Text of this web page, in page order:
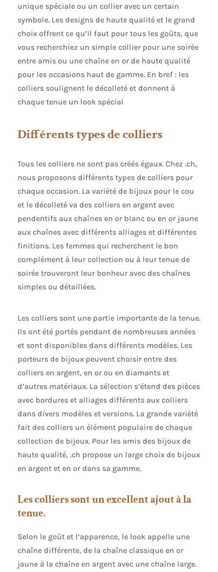
unique spéciale ou un collier avec un certain
symbole. Les designs de haute qualité et le grand
choix offrent ce qu’il faut pour tous les goûts, que
vous recherchiez un simple collier pour une soirée
entre amis ou une chaîne en or de haute qualité
pour les occasions haut de gamme. En bref : les
colliers soulignent le décolleté et donnent à
chaque tenue un look spécial
Différents types de colliers
Tous les colliers ne sont pas créés égaux. Chez .ch,
nous proposons différents types de colliers pour
chaque occasion. La variété de bijoux pour le cou
et le décolleté va des colliers en argent avec
pendentifs aux chaînes en or blanc ou en or jaune
aux chaînes avec différents alliages et différentes
finitions. Les femmes qui recherchent le bon
complément à leur collection ou à leur tenue de
soirée trouveront leur bonheur avec des chaînes
simples ou détaillées.
Les colliers sont une partie importante de la tenue.
Ils ont été portés pendant de nombreuses années
et sont disponibles dans différents modèles. Les
porteurs de bijoux peuvent choisir entre des
colliers en argent, en or ou en diamants et
d’autres matériaux. La sélection s’étend des pièces
avec bordures et alliages différents aux colliers
dans divers modèles et versions. La grande variété
fait des colliers un élément populaire de chaque
collection de bijoux. Pour les amis des bijoux de
haute qualité, .ch propose un large choix de bijoux
en argent et en or dans sa gamme.
Les colliers sont un excellent ajout à la
tenue.
Selon le goût et l’apparence, le look appelle une
chaîne différente, de la chaîne classique en or
jaune à la chaîne en argent avec une chaîne large.